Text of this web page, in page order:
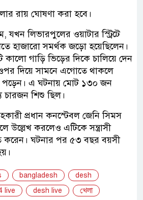
রায় ঘোষণা করা হবে।
যখন লিভারপুলের ওয়াটার স্ট্রিটে
হাজারো সমর্থক জড়ো হয়েছিলেন।
গাড়ি ভিড়ের দিকে চালিয়ে দেন
দিয়ে সামনে এগোতে থাকলে
পড়েন। এ ঘটনায় মোট ১৩০ জন
শিশু ছিল।
প্রধান কনস্টেবল জেনি সিমস
উল্লেখ করলেও এটিকে সন্ত্রাসী
করেন। ঘটনার পর ৫৩ বছর বয়সী
bangladesh
desh
live desh live
খেলা